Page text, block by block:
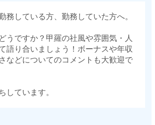
務している方、勤務していた方へ。
うですか？甲羅の社風や雰囲気・人
語り合いましょう！ボーナスや年収
などについてのコメントも大歓迎で
しています。